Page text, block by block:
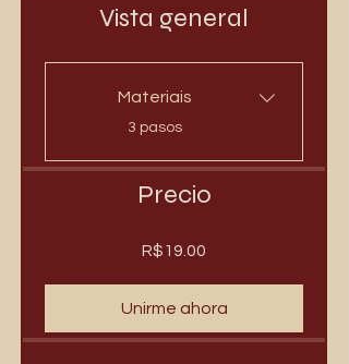
Vista general
Materiais
.
3 pasos
Precio
R$19.00
Unirme ahora